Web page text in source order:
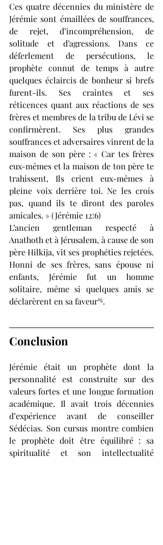
Ces quatre décennies du ministère de
Jérémie sont émaillées de souffrances,
de rejet, d’incompréhension, de
solitude et d’agressions. Dans ce
déferlement de persécutions, le
prophète connut de temps à autre
quelques éclaircis de bonheur si brefs
furent-ils. Ses craintes et ses
réticences quant aux réactions de ses
frères et membres de la tribu de Lévi se
confirmèrent. Ses plus grandes
souffrances et adversaires vinrent de la
maison de son père : « Car tes frères
eux-mêmes et la maison de ton père te
trahissent, Ils crient eux-mêmes à
pleine voix derrière toi. Ne les crois
pas, quand ils te diront des paroles
amicales. » (Jérémie 12:6)
L’ancien gentleman respecté à
Anathoth et à Jérusalem, à cause de son
père Hilkija, vit ses prophéties rejetées.
Honni de ses frères, sans épouse ni
enfants, Jérémie fut un homme
solitaire, même si quelques amis se
déclarèrent en sa faveur¹⁵.
Conclusion
Jérémie était un prophète dont la
personnalité est construite sur des
valeurs fortes et une longue formation
académique. Il avait trois décennies
d’expérience avant de conseiller
Sédécias. Son cursus montre combien
le prophète doit être équilibré : sa
spiritualité et son intellectualité